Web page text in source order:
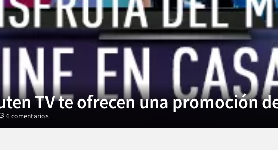
TV te ofrecen una promoción
6 comentarios